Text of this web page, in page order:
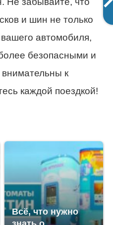
и шин не только
автомобиля,
безопасными и
к
каждой поездкой!
Всё, что нужно